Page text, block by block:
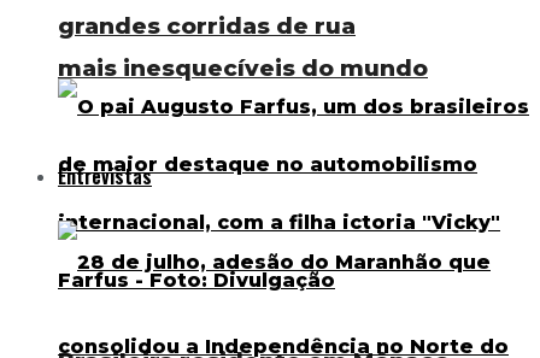
grandes corridas de rua
mais inesquecíveis do mundo
Entrevistas